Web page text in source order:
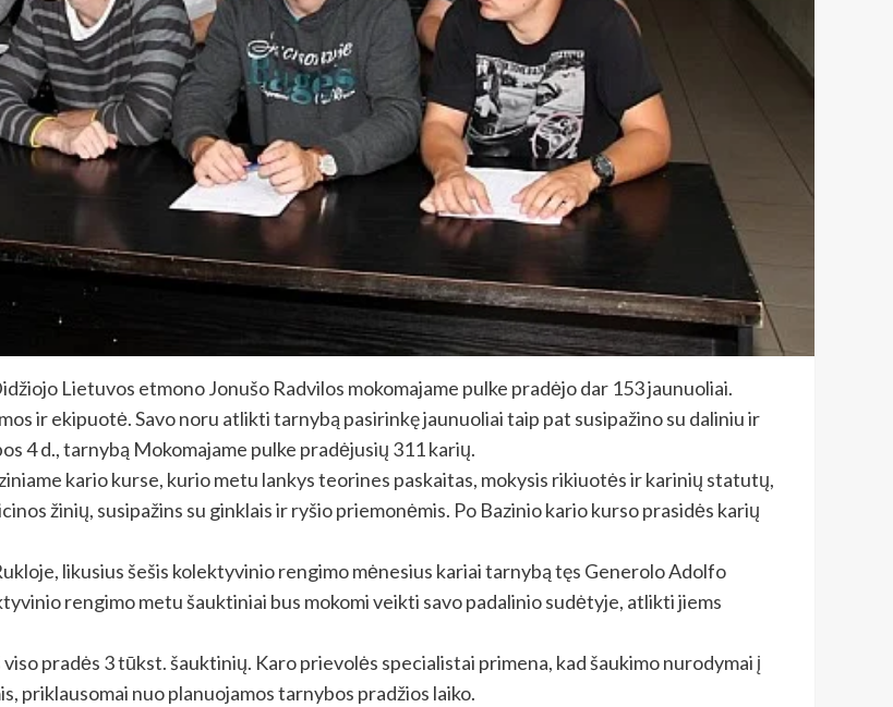
Lietuvos etmono Jonušo Radvilos mokomajame pulke pradėjo dar 153 jaunuoliai.
ir ekipuotė. Savo noru atlikti tarnybą pasirinkę jaunuoliai taip pat susipažino su daliniu ir
4 d., tarnybą Mokomajame pulke pradėjusių 311 karių.
kario kurse, kurio metu lankys teorines paskaitas, mokysis rikiuotės ir karinių statutų,
žinių, susipažins su ginklais ir ryšio priemonėmis. Po Bazinio kario kurso prasidės karių
likusius šešis kolektyvinio rengimo mėnesius kariai tarnybą tęs Generolo Adolfo
rengimo metu šauktiniai bus mokomi veikti savo padalinio sudėtyje, atlikti jiems
pradės 3 tūkst. šauktinių. Karo prievolės specialistai primena, kad šaukimo nurodymai į
priklausomai nuo planuojamos tarnybos pradžios laiko.